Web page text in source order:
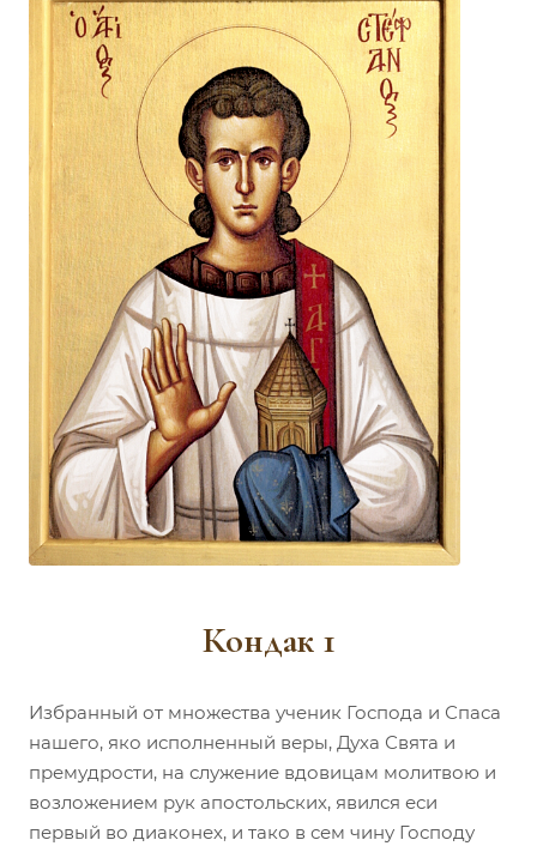
Кондак 1
Избранный от множества ученик Господа и Спаса
нашего, яко исполненный веры, Духа Свята и
премудрости, на служение вдовицам молитвою и
возложением рук апостольских, явился еси
первый во диаконех, и тако в сем чину Господу